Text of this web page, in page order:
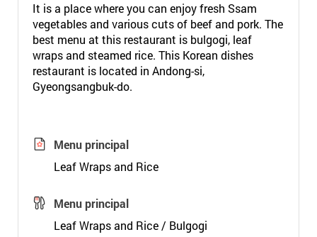
It is a place where you can enjoy fresh Ssam
vegetables and various cuts of beef and pork. The
best menu at this restaurant is bulgogi, leaf
wraps and steamed rice. This Korean dishes
restaurant is located in Andong-si,
Gyeongsangbuk-do.
Menu principal
Leaf Wraps and Rice
Menu principal
Leaf Wraps and Rice / Bulgogi